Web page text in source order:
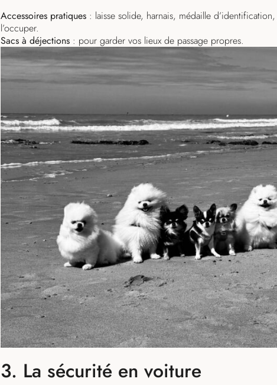
Accessoires pratiques : laisse solide, harnais, médaille
l’occuper.
Sacs à déjections : pour garder vos lieux de passage propres.
3. La sécurité en voiture